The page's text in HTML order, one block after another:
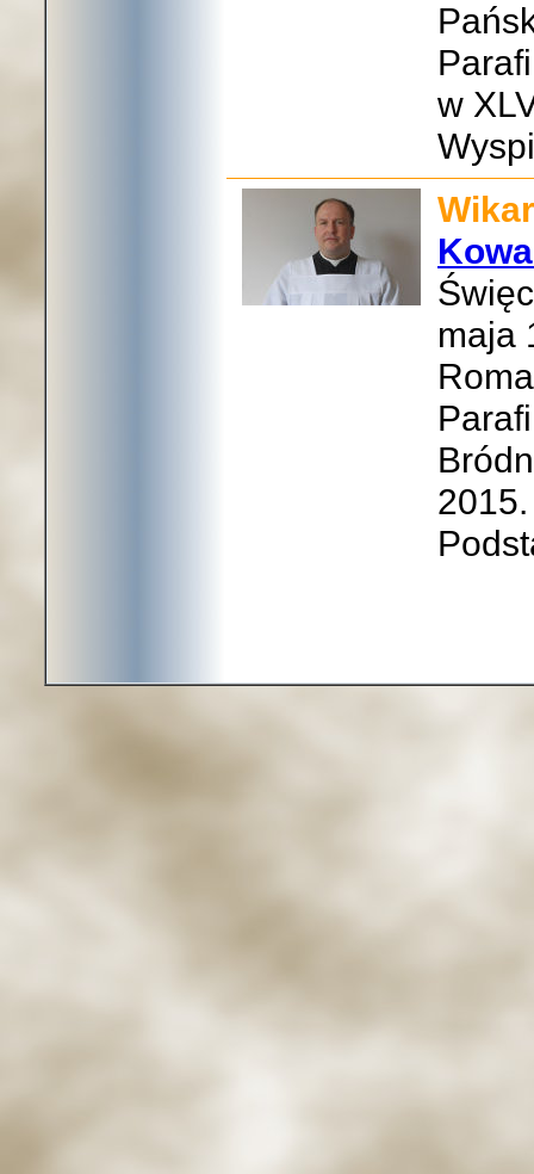
w
maja